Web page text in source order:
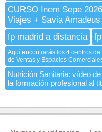
CURSO Inem Sepe
Viajes + Savia
fp madrid a distancia
Aquí encontrarás los 4 centros
de Ventas y Espacios
Nutrición Sanitaria: vídeo
la formación profesional al